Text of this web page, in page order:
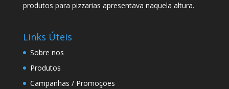
produtos para pizzarias apresentava naquela altura.
Links Úteis
Sobre nos
Produtos
Campanhas / Promoções